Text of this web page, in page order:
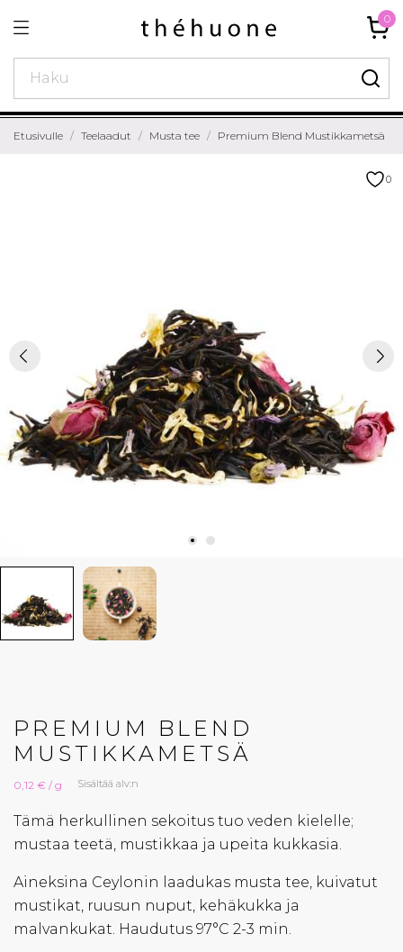
0
Etusivulle Teelaadut Musta tee Premium Blend Mustikkametsä
0
PREMIUM BLEND
MUSTIKKAMETSÄ
0,12 € / g Sisältää alv:n
Tämä herkullinen sekoitus tuo veden kielelle;
mustaa teetä, mustikkaa ja upeita kukkasia.
Aineksina Ceylonin laadukas musta tee, kuivatut
mustikat, ruusun nuput, kehäkukka ja
malvankukat. Haudutus 97°C 2-3 min.